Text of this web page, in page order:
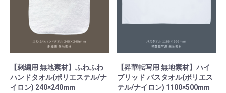
お買い物を続ける カートへ進む
【刺繍用 無地素材】ふわふわ
ハンドタオル(ポリエステル/ナ
イロン) 240×240mm
【昇華転写用 無地素材】ハイ
ブリッド バスタオル(ポリエス
テル/ナイロン) 1100×500mm